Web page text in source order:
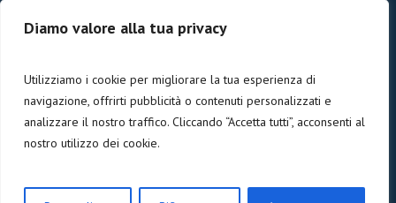
Diamo valore alla tua privacy
Utilizziamo i cookie per migliorare la tua esperienza di
navigazione, offrirti pubblicità o contenuti personalizzati e
analizzare il nostro traffico. Cliccando “Accetta tutti”, acconsenti al
nostro utilizzo dei cookie.
2026 Pozzo di Giacobbe ODV